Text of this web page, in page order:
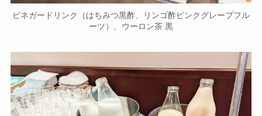
ビネガードリンク（はちみつ黒酢、リンゴ酢ピンクグレープフル
ーツ）、ウーロン茶 黒